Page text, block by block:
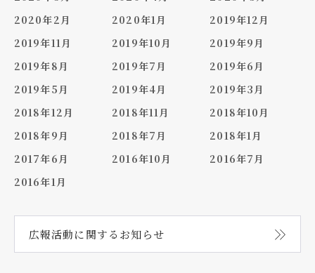
2020年2月
2020年1月
2019年12月
2019年11月
2019年10月
2019年9月
2019年8月
2019年7月
2019年6月
2019年5月
2019年4月
2019年3月
2018年12月
2018年11月
2018年10月
2018年9月
2018年7月
2018年1月
2017年6月
2016年10月
2016年7月
2016年1月
広報活動に関する お知らせ